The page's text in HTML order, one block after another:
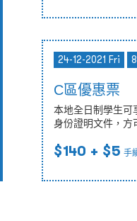
24-12-2021 Fri
C區優惠票
本地全日制學生可
身份證明文件，方
$140 + $5 手